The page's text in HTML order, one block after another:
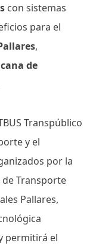
con sistemas
para el
,
de
Transpúblico
y el
por la
de Transporte
Pallares,
permitirá el